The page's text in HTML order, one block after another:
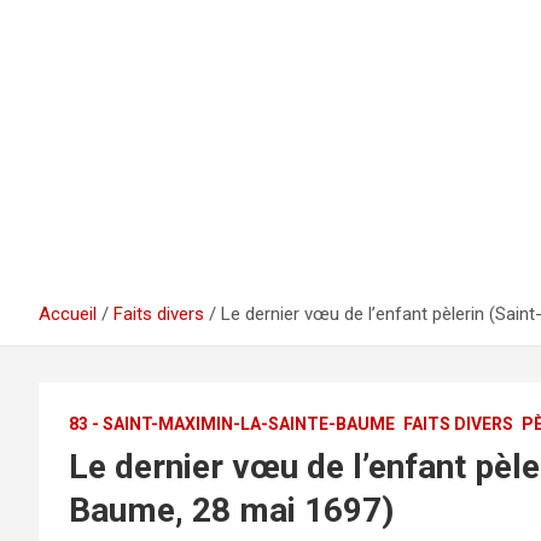
Accueil Faits divers Le dernier vœu de l’enfant pèlerin
83 - SAINT-MAXIMIN-LA-SAINTE-BAUME FAITS DIVERS
Le dernier vœu de l’enfant
Baume, 28 mai 1697)